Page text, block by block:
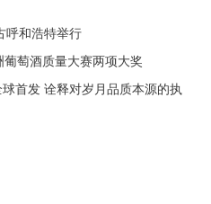
呼和浩特举行
萄酒质量大赛两项大奖
首发 诠释对岁月品质本源的执